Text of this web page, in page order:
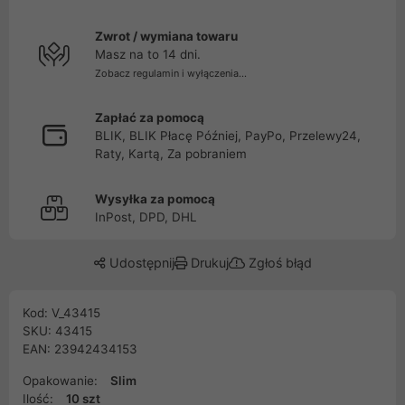
Zwrot / wymiana towaru
Masz na to 14 dni.
Zobacz regulamin i wyłączenia...
Zapłać za pomocą
BLIK, BLIK Płacę Później, PayPo, Przelewy24,
Raty, Kartą, Za pobraniem
Wysyłka za pomocą
InPost, DPD, DHL
Udostępnij Drukuj Zgłoś błąd
Kod: V_43415
SKU: 43415
EAN: 23942434153
Opakowanie:
Slim
Ilość:
10 szt